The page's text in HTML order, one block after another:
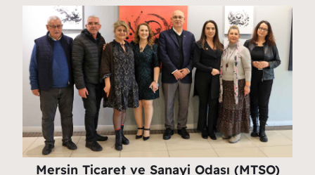
Mersin Ticaret ve Sanayi Odası (MTSO)